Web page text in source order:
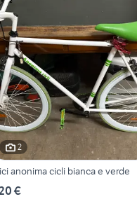
2
anonima cicli bianca e verde
€